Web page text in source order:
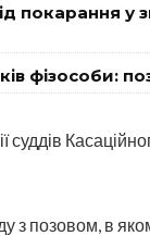
покарання у
фізособи:
з позовом, в